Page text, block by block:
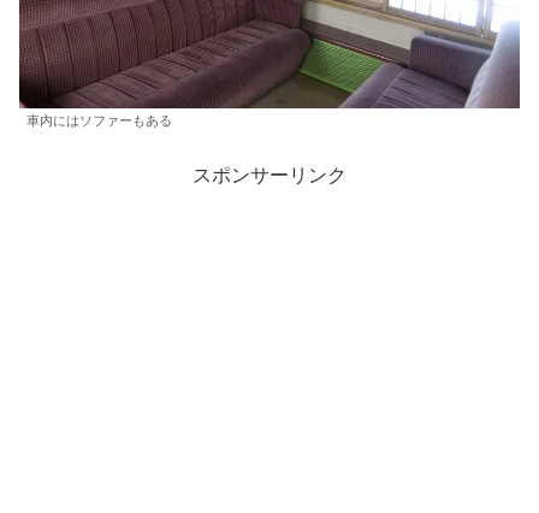
車内にはソファーもある
スポンサーリンク